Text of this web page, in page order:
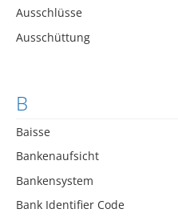
Ausschlüsse
Ausschüttung
B
Baisse
Bankenaufsicht
Bankensystem
Bank Identifier Code